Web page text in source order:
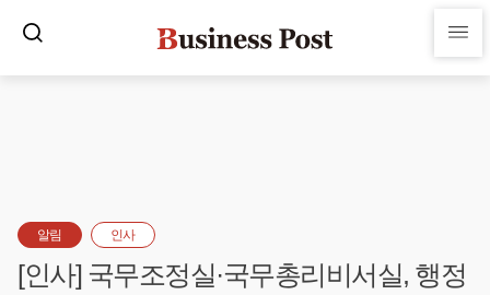
알림 인사
[인사] 국무조정실·국무총리비서실, 행정